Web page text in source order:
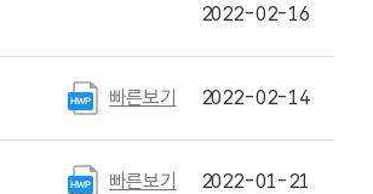
2022-02-16
빠른보기 2022-02-14
빠른보기 2022-01-21